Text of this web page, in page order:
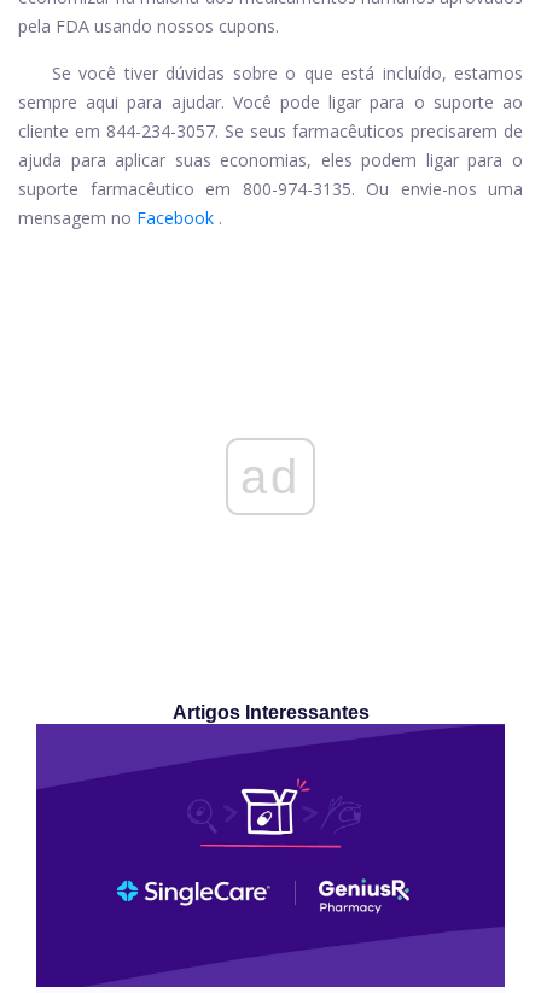
pela FDA usando nossos cupons.
Se você tiver dúvidas sobre o que está incluído, estamos
sempre aqui para ajudar. Você pode ligar para o suporte ao
cliente em 844-234-3057. Se seus farmacêuticos precisarem de
ajuda para aplicar suas economias, eles podem ligar para o
suporte farmacêutico em 800-974-3135. Ou envie-nos uma
mensagem no Facebook .
ad
Artigos Interessantes